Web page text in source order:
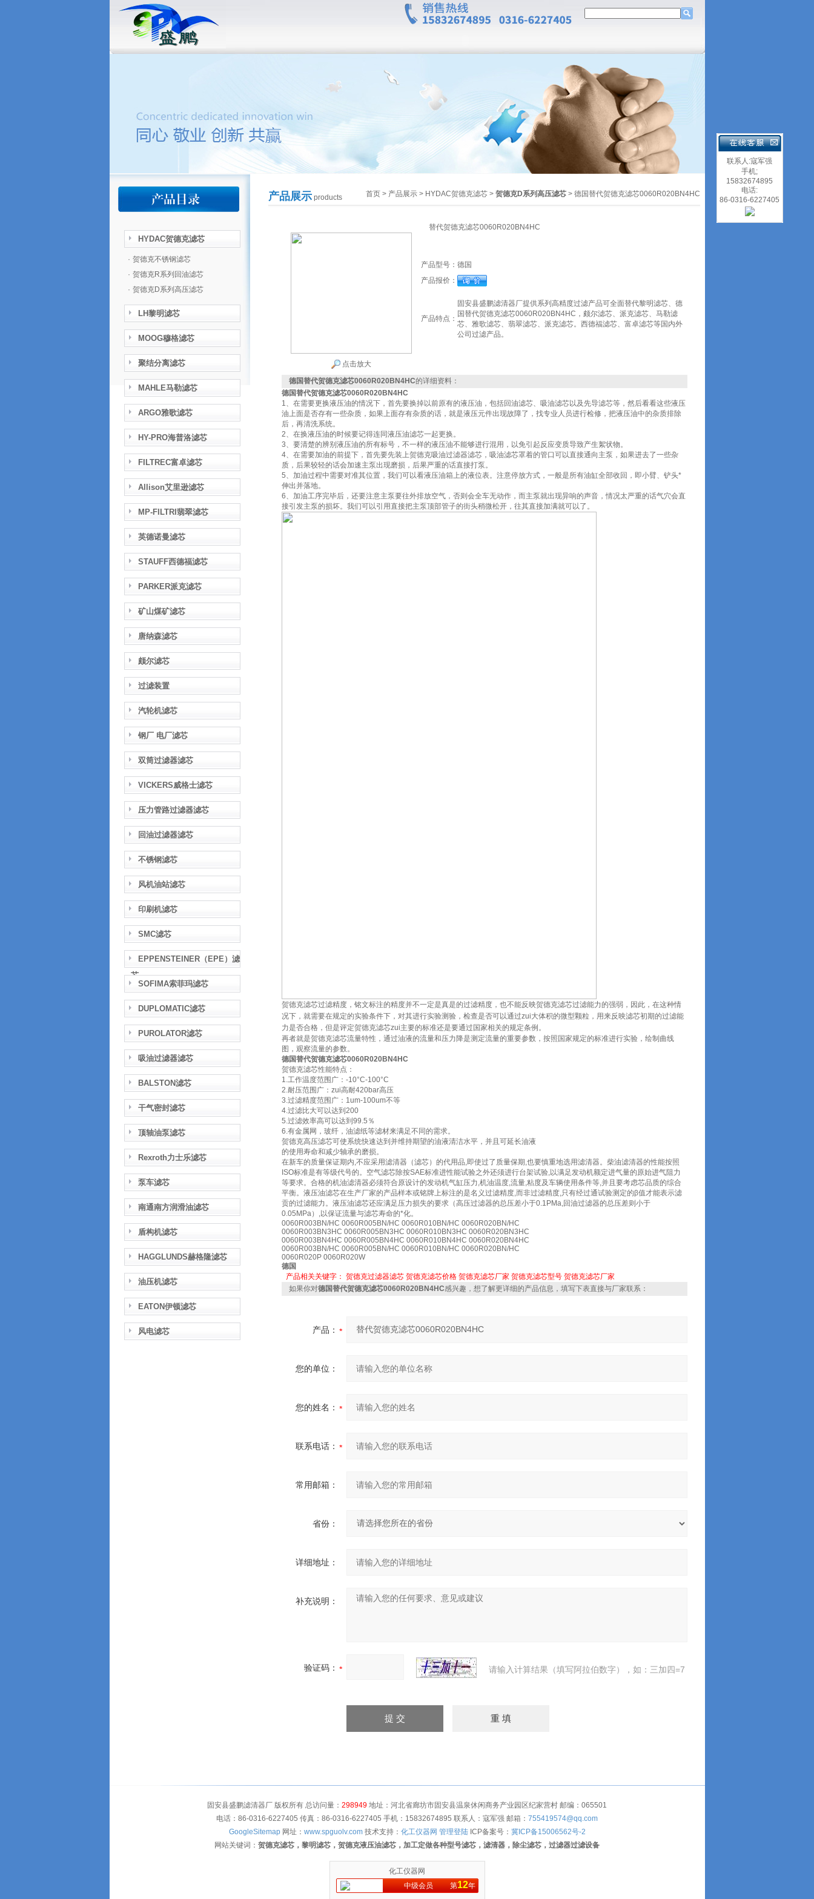
HYDAC贺德克滤芯
· 贺德克不锈钢滤芯
· 贺德克R系列回油滤芯
· 贺德克D系列高压滤芯
LH黎明滤芯
MOOG穆格滤芯
聚结分离滤芯
MAHLE马勒滤芯
ARGO雅歌滤芯
HY-PRO海普洛滤芯
FILTREC富卓滤芯
Allison艾里逊滤芯
MP-FILTRI翡翠滤芯
英德诺曼滤芯
STAUFF西德福滤芯
PARKER派克滤芯
矿山煤矿滤芯
唐纳森滤芯
颇尔滤芯
过滤装置
汽轮机滤芯
钢厂 电厂滤芯
双筒过滤器滤芯
VICKERS威格士滤芯
压力管路过滤器滤芯
回油过滤器滤芯
不锈钢滤芯
风机油站滤芯
印刷机滤芯
SMC滤芯
EPPENSTEINER（EPE）滤
芯
SOFIMA索菲玛滤芯
DUPLOMATIC滤芯
PUROLATOR滤芯
吸油过滤器滤芯
BALSTON滤芯
干气密封滤芯
顶轴油泵滤芯
Rexroth力士乐滤芯
泵车滤芯
南通南方润滑油滤芯
盾构机滤芯
HAGGLUNDS赫格隆滤芯
油压机滤芯
EATON伊顿滤芯
风电滤芯
产品展示 products 首页 > 产品展示 > HYDAC贺德克滤芯 > 贺德克D系列高压滤芯 > 德国替代贺德克滤芯0060R020BN4HC
替代贺德克滤芯0060R020BN4HC
点击放大
产品型号： 德国
产品报价：
产品特点：
固安县盛鹏滤清器厂提供系列高精度过滤产品可全面替代黎明滤芯、德
国替代贺德克滤芯0060R020BN4HC，颇尔滤芯、派克滤芯、马勒滤
芯、雅歌滤芯、翡翠滤芯、派克滤芯。西德福滤芯、富卓滤芯等国内外
公司过滤产品。
德国替代贺德克滤芯0060R020BN4HC的详细资料：
德国替代贺德克滤芯0060R020BN4HC
1、在需要更换液压油的情况下，首先要换掉以前原有的液压油，包括回油滤芯、吸油滤芯以及先导滤芯等，然后看看这些液压
油上面是否存有一些杂质，如果上面存有杂质的话，就是液压元件出现故障了，找专业人员进行检修，把液压油中的杂质排除
后，再清洗系统。
2、在换液压油的时候要记得连同液压油滤芯一起更换。
3、要清楚的辨别液压油的所有标号，不一样的液压油不能够进行混用，以免引起反应变质导致产生絮状物。
4、在需要加油的前提下，首先要先装上贺德克吸油过滤器滤芯，吸油滤芯罩着的管口可以直接通向主泵，如果进去了一些杂
质，后果较轻的话会加速主泵出现磨损，后果严重的话直接打泵。
5、加油过程中需要对准其位置，我们可以看液压油箱上的液位表。注意停放方式，一般是所有油缸全部收回，即小臂、铲头*
伸出并落地。
6、加油工序完毕后，还要注意主泵要往外排放空气，否则会全车无动作，而主泵就出现异响的声音，情况太严重的话气穴会直
接引发主泵的损坏。我们可以引用直接把主泵顶部管子的街头稍微松开，往其直接加满就可以了。
贺德克滤芯过滤精度，铭文标注的精度并不一定是真是的过滤精度，也不能反映贺德克滤芯过滤能力的强弱，因此，在这种情
况下，就需要在规定的实验条件下，对其进行实验测验，检查是否可以通过zui大体积的微型颗粒，用来反映滤芯初期的过滤能
力是否合格，但是评定贺德克滤芯zui主要的标准还是要通过国家相关的规定条例。
再者就是贺德克滤芯流量特性，通过油液的流量和压力降是测定流量的重要参数，按照国家规定的标准进行实验，绘制曲线
图，观察流量的参数。
德国替代贺德克滤芯0060R020BN4HC
贺德克滤芯性能特点：
1.工作温度范围广：-10°C-100°C
2.耐压范围广：zui高耐420bar高压
3.过滤精度范围广：1um-100um不等
4.过滤比大可以达到200
5.过滤效率高可以达到99.5％
6.有金属网，玻纤，油滤纸等滤材来满足不同的需求。
贺德克高压滤芯可使系统快速达到并维持期望的油液清洁水平，并且可延长油液
的使用寿命和减少轴承的磨损。
在新车的质量保证期内,不应采用滤清器（滤芯）的代用品,即使过了质量保期,也要慎重地选用滤清器。柴油滤清器的性能按照
ISO标准是有等级代号的。空气滤芯除按SAE标准进性能试验之外还须进行台架试验,以满足发动机额定进气量的原始进气阻力
等要求。合格的机油滤清器必须符合原设计的发动机气缸压力,机油温度,流量,粘度及车辆使用条件等,并且要考虑芯品质的综合
平衡。液压油滤芯在生产厂家的产品样本或铭牌上标注的是名义过滤精度,而非过滤精度,只有经过通试验测定的β值才能表示滤
贡的过滤能力。液压油滤芯还应满足压力损失的要求（高压过滤器的总压差小于0.1PMa,回油过滤器的总压差则小于
0.05MPa）,以保证流量与滤芯寿命的*化。
0060R003BN/HC 0060R005BN/HC 0060R010BN/HC 0060R020BN/HC
0060R003BN3HC 0060R005BN3HC 0060R010BN3HC 0060R020BN3HC
0060R003BN4HC 0060R005BN4HC 0060R010BN4HC 0060R020BN4HC
0060R003BN/HC 0060R005BN/HC 0060R010BN/HC 0060R020BN/HC
0060R020P 0060R020W
德国
产品相关关键字： 贺德克过滤器滤芯 贺德克滤芯价格 贺德克滤芯厂家 贺德克滤芯型号 贺德克滤芯厂家
如果你对德国替代贺德克滤芯0060R020BN4HC感兴趣，想了解更详细的产品信息，填写下表直接与厂家联系：
产品：
您的单位：
您的姓名：
联系电话：
常用邮箱：
省份：
详细地址：
补充说明：
验证码： 请输入计算结果（填写阿拉伯数字），如：三加四=7
固安县盛鹏滤清器厂 版权所有 总访问量： 298949 地址：河北省廊坊市固安县温泉休闲商务产业园区纪家营村 邮编：065501
电话：86-0316-6227405 传真：86-0316-6227405 手机：15832674895 联系人：寇军强 邮箱： 755419574@qq.com
GoogleSitemap网址： www.spguolv.com技术支持： 化工仪器网 管理登陆ICP备案号： 冀ICP备15006562号-2
网站关键词： 贺德克滤芯，黎明滤芯，贺德克液压油滤芯，加工定做各种型号滤芯，滤清器，除尘滤芯，过滤器过滤设备
联系人:寇军强
手机;
15832674895
电话:
86-0316-6227405
化工仪器网
中级会员
第12年